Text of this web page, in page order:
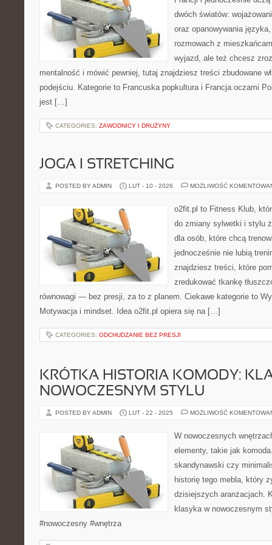
dwóch światów:
oraz opanowywania
rozmowach z
wyjazd, ale też chcesz
mentalność i mówić pewniej, tutaj znajdziesz treści zbudowane
podejściu. Kategorie to Francuska popkultura i Francja oczami
jest […]
CATEGORIES: ZAWODNICY I DRUŻYNY
JOGA I STRETCHING
POSTED BY ADMIN LUT - 10 - 2026 MOŻLIWOŚĆ
o2fit.pl to Fitness Klub,
do zmiany sylwetki i stylu
dla osób, które chcą
jednocześnie nie lubią
znajdziesz treści, które
zredukować tkankę
równowagi — bez presji, za to z planem. Ciekawe kategorie to
Motywacja i mindset. Idea o2fit.pl opiera się na […]
CATEGORIES: ODCHUDZANIE BEZ PRESJI
KRÓTKA HISTORIA KOMODY:
NOWOCZESNYM STYLU
POSTED BY ADMIN LUT - 22 - 2025 MOŻLIWOŚĆ
W nowoczesnych
elementy, takie jak
skandynawski czy
historię tego mebla, który
dzisiejszych aranżacjach.
klasyka w nowoczesnym
#nowoczesny #wnętrza